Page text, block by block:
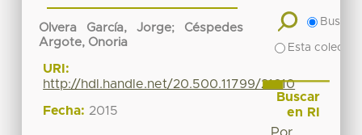
Olvera García, Jorge; Céspedes
Argote, Onoria
URI:
http://hdl.handle.net/20.500.11799/21610
Fecha: 2015
Buscar
Esta
Buscar
en RI